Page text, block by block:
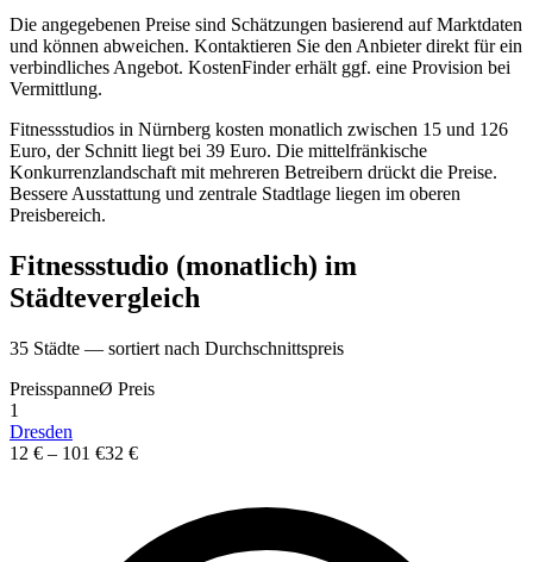
Die angegebenen Preise sind Schätzungen basierend auf Marktdaten
und können abweichen. Kontaktieren Sie den Anbieter direkt für ein
verbindliches Angebot. KostenFinder erhält ggf. eine Provision bei
Vermittlung.
Fitnessstudios in Nürnberg kosten monatlich zwischen 15 und 126
Euro, der Schnitt liegt bei 39 Euro. Die mittelfränkische
Konkurrenzlandschaft mit mehreren Betreibern drückt die Preise.
Bessere Ausstattung und zentrale Stadtlage liegen im oberen
Preisbereich.
Fitnessstudio (monatlich) im
Städtevergleich
35 Städte — sortiert nach Durchschnittspreis
PreisspanneØ Preis
1
Dresden
12 € – 101 €32 €